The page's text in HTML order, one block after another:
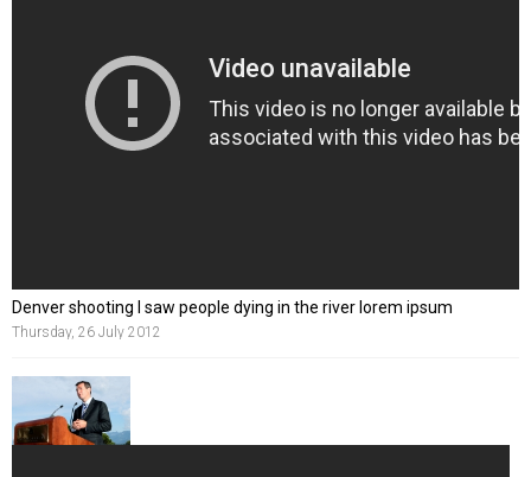
Denver shooting I saw people dying in the river lorem ipsum
Thursday, 26 July 2012